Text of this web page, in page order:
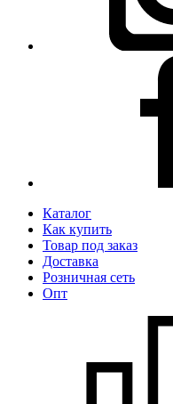
Каталог
Как купить
Товар под заказ
Доставка
Розничная сеть
Опт